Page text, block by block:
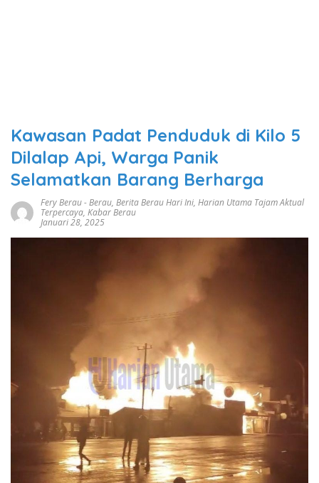
Kawasan Padat Penduduk di Kilo 5
Dilalap Api, Warga Panik
Selamatkan Barang Berharga
Fery Berau-Berau, Berita Berau Hari Ini, Harian Utama Tajam Aktual
Terpercaya, Kabar Berau
Januari 28, 2025